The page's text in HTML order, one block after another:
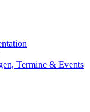
Termine & Events